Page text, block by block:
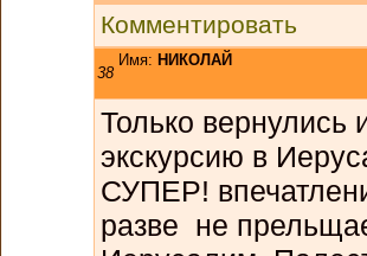
Комментировать
38
Имя: НИКОЛАЙ
Только
экскурсию в
СУПЕР!
разве не